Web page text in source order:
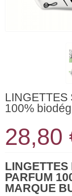
LINGETTES
100%
28,80
PARFUM
MARQUE